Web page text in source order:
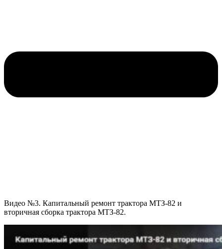
Видео №3. Капитальный ремонт трактора МТЗ-82 и
вторичная сборка трактора МТЗ-82.